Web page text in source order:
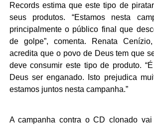
Records estima que este tipo de
seus produtos. “Estamos nesta
principalmente o público final que
de golpe”, comenta. Renata
acredita que o povo de Deus tem que
deve consumir este tipo de produto.
Deus ser enganado. Isto prejudica
estamos juntos nesta campanha.”
A campanha contra o CD clonado vai